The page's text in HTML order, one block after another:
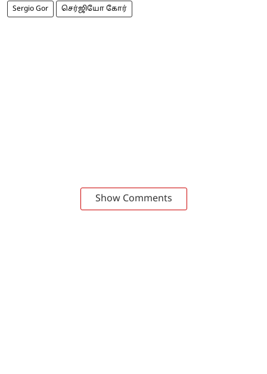
Sergio Gor செர்ஜியோ கோர்
Show Comments